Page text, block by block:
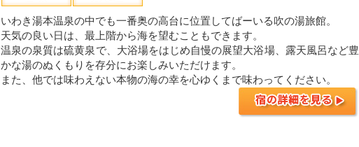
いわき湯本温泉の中でも一番奥の高台に位置してばーいる吹の湯旅館。
天気の良い日は、最上階から海を望むこともできます。
温泉の泉質は硫黄泉で、大浴場をはじめ自慢の展望大浴場、露天風呂など豊
かな湯のぬくもりを存分にお楽しみいただけます。
また、他では味わえない本物の海の幸を心ゆくまで味わってください。